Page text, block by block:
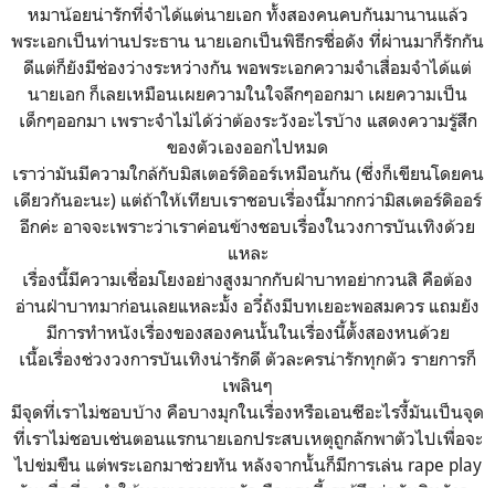
หมาน้อยน่ารักที่จำได้แต่นายเอก ทั้งสองคนคบกันมานานแล้ว
พระเอกเป็นท่านประธาน นายเอกเป็นพิธีกรชื่อดัง ที่ผ่านมาก็รักกัน
ดีแต่ก็ยังมีช่องว่างระหว่างกัน พอพระเอกความจำเสื่อมจำได้แต่
นายเอก ก็เลยเหมือนเผยความในใจลึกๆออกมา เผยความเป็น
เด็กๆออกมา เพราะจำไม่ได้ว่าต้องระวังอะไรบ้าง แสดงความรู้สึก
ของตัวเองออกไปหมด
เราว่ามันมีความใกล้กับมิสเตอร์ดิออร์เหมือนกัน (ซึ่งก็เขียนโดยคน
เดียวกันอะนะ) แต่ถ้าให้เทียบเราชอบเรื่องนี้มากกว่ามิสเตอร์ดิออร์
อีกค่ะ อาจจะเพราะว่าเราค่อนข้างชอบเรื่องในวงการบันเทิงด้วย
แหละ
เรื่องนี้มีความเชื่อมโยงอย่างสูงมากกับฝ่าบาทอย่ากวนสิ คือต้อง
อ่านฝ่าบาทมาก่อนเลยแหละมั้ง อวี๋ถังมีบทเยอะพอสมควร แถมยัง
มีการทำหนังเรื่องของสองคนนั้นในเรื่องนี้ตั้งสองหนด้วย
เนื้อเรื่องช่วงวงการบันเทิงน่ารักดี ตัวละครน่ารักทุกตัว รายการก็
เพลินๆ
มีจุดที่เราไม่ชอบบ้าง คือบางมุกในเรื่องหรือเอนซีอะไรงี้มันเป็นจุด
ที่เราไม่ชอบเช่นตอนแรกนายเอกประสบเหตุถูกลักพาตัวไปเพื่อจะ
ไปข่มขืน แต่พระเอกมาช่วยทัน หลังจากนั้นก็มีการเล่น rape play